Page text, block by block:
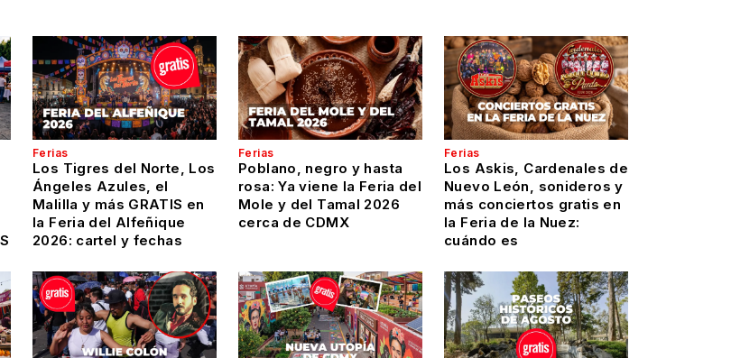
Ferias
Los Tigres del Norte, Los
Ángeles Azules, el
Malilla y más GRATIS en
la Feria del Alfeñique
2026: cartel y fechas
Ferias
Poblano, negro y hasta
rosa: Ya viene la Feria del
Mole y del Tamal 2026
cerca de CDMX
Ferias
Los Askis, Cardenales de
Nuevo León, sonideros y
más conciertos gratis en
la Feria de la Nuez:
cuándo es